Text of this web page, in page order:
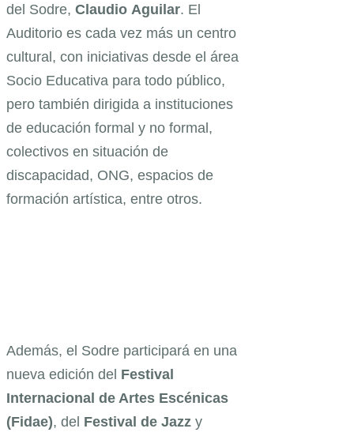
del Sodre, Claudio Aguilar. El
Auditorio es cada vez más un centro
cultural, con iniciativas desde el área
Socio Educativa para todo público,
pero también dirigida a instituciones
de educación formal y no formal,
colectivos en situación de
discapacidad, ONG, espacios de
formación artística, entre otros.
Además, el Sodre participará en una
nueva edición del Festival
Internacional de Artes Escénicas
(Fidae), del Festival de Jazz y